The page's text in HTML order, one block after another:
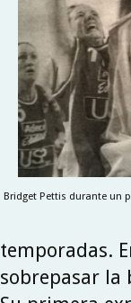
Bridget Pettis durante un
temporadas.
sobrepasar la